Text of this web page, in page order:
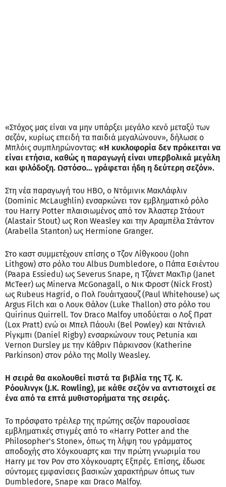
«Στόχος μας είναι να μην υπάρξει μεγάλο κενό μεταξύ των
σεζόν, κυρίως επειδή τα παιδιά μεγαλώνουν», δήλωσε ο
Μπλόις συμπληρώνοντας: «Η κυκλοφορία δεν πρόκειται να
είναι ετήσια, καθώς η παραγωγή είναι υπερβολικά μεγάλη
και φιλόδοξη. Ωστόσο… γράφεται ήδη η δεύτερη σεζόν».
Στη νέα παραγωγή του HBO, ο Ντόμινικ ΜακΛάφλιν
(Dominic McLaughlin) ενσαρκώνει τον εμβληματικό ρόλο
του Harry Potter πλαισιωμένος από τον Άλαστερ Στάουτ
(Alastair Stout) ως Ron Weasley και την Αραμπέλα Στάντον
(Arabella Stanton) ως Hermione Granger.
Στο καστ συμμετέχουν επίσης ο Τζον Λίθγκοου (John
Lithgow) στο ρόλο του Albus Dumbledore, ο Πάπα Εσιέντου
(Paapa Essiedu) ως Severus Snape, η Τζάνετ ΜακΤιρ (Janet
McTeer) ως Minerva McGonagall, ο Νικ Φροστ (Nick Frost)
ως Rubeus Hagrid, ο Πολ Γουάιτχαουζ (Paul Whitehouse) ως
Argus Filch και ο Λουκ Θάλον (Luke Thallon) στο ρόλο του
Quirinus Quirrell. Τον Draco Malfoy υποδύεται ο Λοξ Πρατ
(Lox Pratt) ενώ οι Μπελ Πάουλι (Bel Powley) και Ντάνιελ
Ρίγκμπι (Daniel Rigby) ενσαρκώνουν τους Petunia και
Vernon Dursley με την Κάθριν Πάρκινσον (Katherine
Parkinson) στον ρόλο της Molly Weasley.
Η σειρά θα ακολουθεί πιστά τα βιβλία της Τζ. Κ.
Ρόουλινγκ (J.K. Rowling), με κάθε σεζόν να αντιστοιχεί σε
ένα από τα επτά μυθιστορήματα της σειράς.
Το πρόσφατο τρέιλερ της πρώτης σεζόν παρουσίασε
εμβληματικές στιγμές από το «Harry Potter and the
Philosopher's Stone», όπως τη λήψη του γράμματος
αποδοχής στο Χόγκουαρτς και την πρώτη γνωριμία του
Harry με τον Ρον στο Χόγκουαρτς Εξπρές. Επίσης, έδωσε
σύντομες εμφανίσεις βασικών χαρακτήρων όπως των
Dumbledore, Snape και Draco Malfoy.